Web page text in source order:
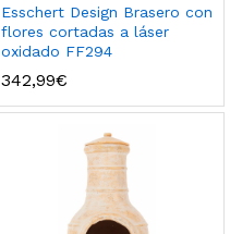
Esschert Design Brasero con
flores cortadas a láser
oxidado FF294
342,99€